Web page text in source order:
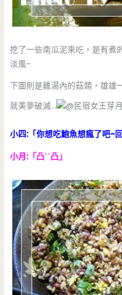
挖了一些南瓜泥來吃，是有煮
淡風~
下圖則是雞湯內的菇類，雄雄
就美夢破滅…
小四:「你想吃鮑魚想瘋了吧~
小月:「凸ˋˊ凸」